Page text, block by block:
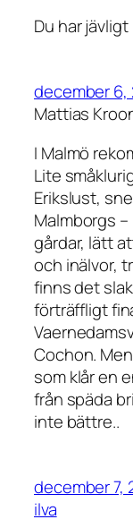
Du har
december 6,
Mattias
I Malmö
Lite
Erikslust,
Malmborgs
gårdar, lätt
och inälvor,
finns det
förträffligt
Cochon.
som klår en
från späda
inte bättre..
december 7,
ilva